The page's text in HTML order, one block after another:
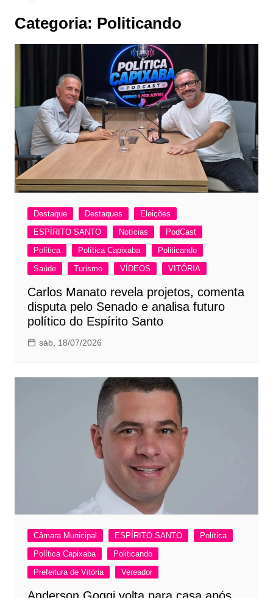
Categoria: Politicando
Destaque Destaques
Eleições
ESPÍRITO SANTO
Notícias
PodCast
Política
Política Capixaba
Politicando
Saúde
Turismo VÍDEOS VITÓRIA
Carlos Manato revela projetos, comenta
disputa pelo Senado e analisa futuro
político do Espírito Santo
sáb, 18/07/2026
Câmara Municipal ESPÍRITO SANTO
Política
Política Capixaba
Politicando
Prefeitura de Vitória
Vereador